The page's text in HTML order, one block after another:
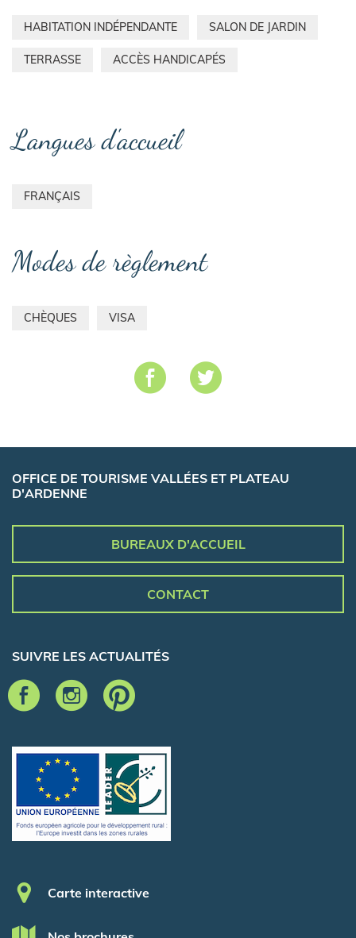
HABITATION INDÉPENDANTE SALON DE JARDIN
TERRASSE ACCÈS HANDICAPÉS
Langues d'accueil
FRANÇAIS
Modes de règlement
CHÈQUES VISA
OFFICE DE TOURISME VALLÉES ET PLATEAU
D'ARDENNE
BUREAUX D'ACCUEIL
CONTACT
SUIVRE LES ACTUALITÉS
Pied de page
Carte interactive